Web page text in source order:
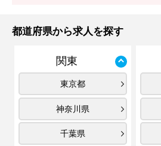
都道府県から求人を探す
関東
東京都
神奈川県
千葉県